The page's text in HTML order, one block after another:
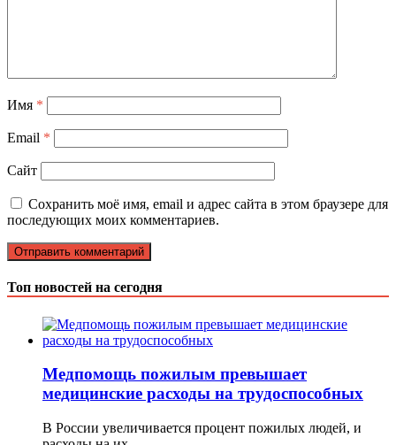
Имя *
Email *
Сайт
Сохранить моё имя, email и адрес сайта в этом браузере для
последующих моих комментариев.
Топ новостей на сегодня
Медпомощь пожилым превышает
медицинские расходы на трудоспособных
В России увеличивается процент пожилых людей, и